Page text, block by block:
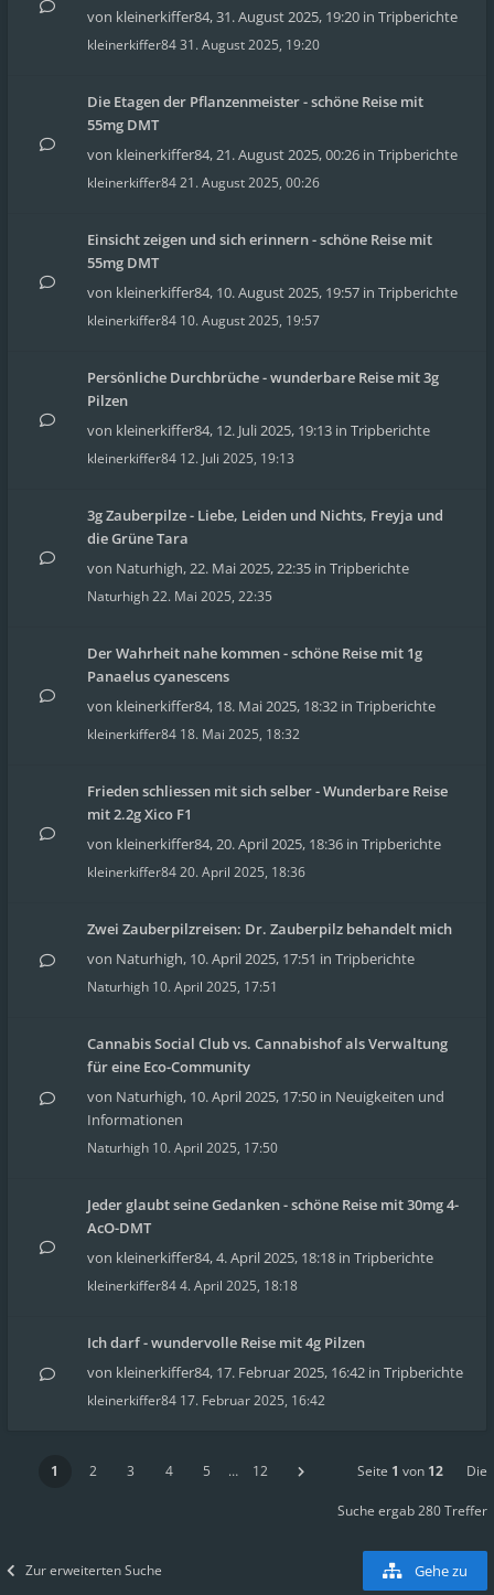
von kleinerkiffer84,31. August 2025, 19:20 in Tripberichte
kleinerkiffer8431. August 2025, 19:20
Die Etagen der Pflanzenmeister - schöne Reise mit
55mg DMT
von kleinerkiffer84,21. August 2025, 00:26 in Tripberichte
kleinerkiffer8421. August 2025, 00:26
Einsicht zeigen und sich erinnern - schöne Reise mit
55mg DMT
von kleinerkiffer84, 10. August 2025, 19:57 in Tripberichte
kleinerkiffer84 10. August 2025, 19:57
Persönliche Durchbrüche - wunderbare Reise mit 3g
Pilzen
von kleinerkiffer84, 12. Juli 2025, 19:13 in Tripberichte
kleinerkiffer84 12. Juli 2025, 19:13
3g Zauberpilze - Liebe, Leiden und Nichts, Freyja und
die Grüne Tara
von Naturhigh,22. Mai 2025, 22:35 in Tripberichte
Naturhigh22. Mai 2025, 22:35
Der Wahrheit nahe kommen - schöne Reise mit 1g
Panaelus cyanescens
von kleinerkiffer84, 18. Mai 2025, 18:32 in Tripberichte
kleinerkiffer84 18. Mai 2025, 18:32
Frieden schliessen mit sich selber - Wunderbare Reise
mit 2.2g Xico F1
von kleinerkiffer84,20. April 2025, 18:36 in Tripberichte
kleinerkiffer8420. April 2025, 18:36
Zwei Zauberpilzreisen: Dr. Zauberpilz behandelt mich
von Naturhigh, 10. April 2025, 17:51 in Tripberichte
Naturhigh 10. April 2025, 17:51
Cannabis Social Club vs. Cannabishof als Verwaltung
für eine Eco-Community
von Naturhigh, 10. April 2025, 17:50 in Neuigkeiten und
Informationen
Naturhigh 10. April 2025, 17:50
Jeder glaubt seine Gedanken - schöne Reise mit 30mg 4-
AcO-DMT
von kleinerkiffer84,4. April 2025, 18:18 in Tripberichte
kleinerkiffer844. April 2025, 18:18
Ich darf - wundervolle Reise mit 4g Pilzen
von kleinerkiffer84, 17. Februar 2025, 16:42 in Tripberichte
kleinerkiffer84 17. Februar 2025, 16:42
1 2 3 4 5 … 12 Seite 1 von 12 Die
Suche ergab 280 Treffer
Zur erweiterten Suche Gehe zu